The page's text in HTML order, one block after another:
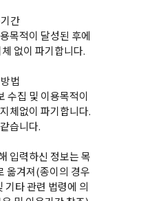
간
목적이 달성된 후에
없이 파기합니다.
법
수집 및 이용목적이
체없이 파기합니다.
습니다.
입력하신 정보는 목
옮겨져(종이의 경우
기타 관련 법령에 의